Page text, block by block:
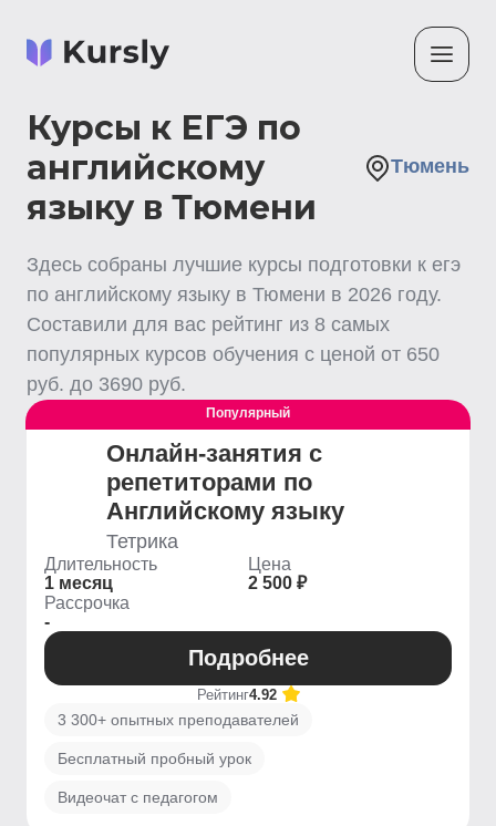
Курсы к ЕГЭ по
английскому
языку в Тюмени
Тюмень
Здесь собраны лучшие курсы подготовки к егэ
по английскому языку в Тюмени в 2026 году.
Составили для вас рейтинг из 8 самых
популярных курсов обучения с ценой от 650
руб. до 3690 руб.
Популярный
Онлайн-занятия с
репетиторами по
Английскому языку
Тетрика
Длительность
1 месяц
Цена
2 500 ₽
Рассрочка
-
Подробнее
Рейтинг4.92
3 300+ опытных преподавателей
Бесплатный пробный урок
Видеочат с педагогом